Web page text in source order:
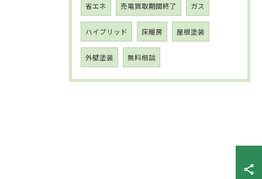
省エネ 売電買取期間終了 ガス
ハイブリッド 床暖房 屋根塗装
外壁塗装 無料相談